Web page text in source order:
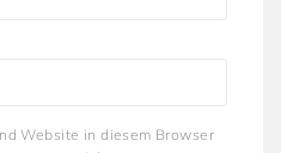
Website in diesem Browser